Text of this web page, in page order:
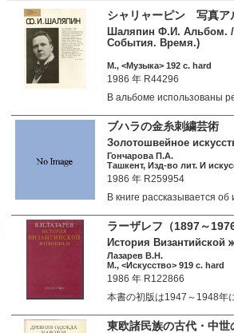
シャリャーピン 写真ア
Шаляпин Ф.И. Альбом. /
События. Время.)
М., <Музыка> 192 c. hard
1986 年 R44296
В альбоме использованы
ブハラの金糸刺繍芸術
Золотошвейное
Гончарова П.А.
Ташкент, Изд-во лит. И
1986 年 R259954
В книге рассказывается об
ラーザレフ（1897～
История Византийской
Лазарев В.Н.
М., <Искусство> 919 c. hard
1986 年 R122866
本書の初版は1947～1948年
東欧諸民族の古代・中世